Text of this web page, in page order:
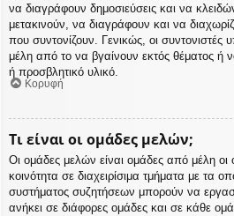
να διαγράφουν δημοσιεύσεις και να
μετακινούν, να διαγράφουν και να
που συντονίζουν. Γενικώς, οι
μέλη από το να βγαίνουν εκτός θέματος ή
ή προσβλητικό υλικό.
Κορυφή
Τι είναι οι ομάδες μελών;
Οι ομάδες μελών είναι ομάδες από μέλη οι
κοινότητα σε διαχειρίσιμα τμήματα με τα
συστήματος συζητήσεων μπορούν να
ανήκει σε διάφορες ομάδες και σε κάθε